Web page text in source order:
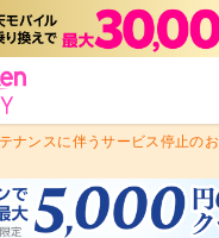
ナンスに伴うサービス停止の